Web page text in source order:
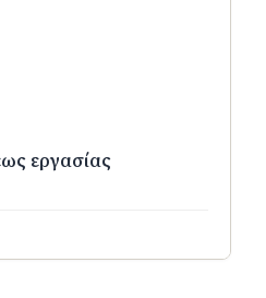
εργασίας